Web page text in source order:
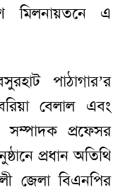
মিলনায়তনে এ
পাঠাগার’র
বেলাল এবং
সম্পাদক প্রফেসর
প্রধান অতিথি
জেলা বিএনপির